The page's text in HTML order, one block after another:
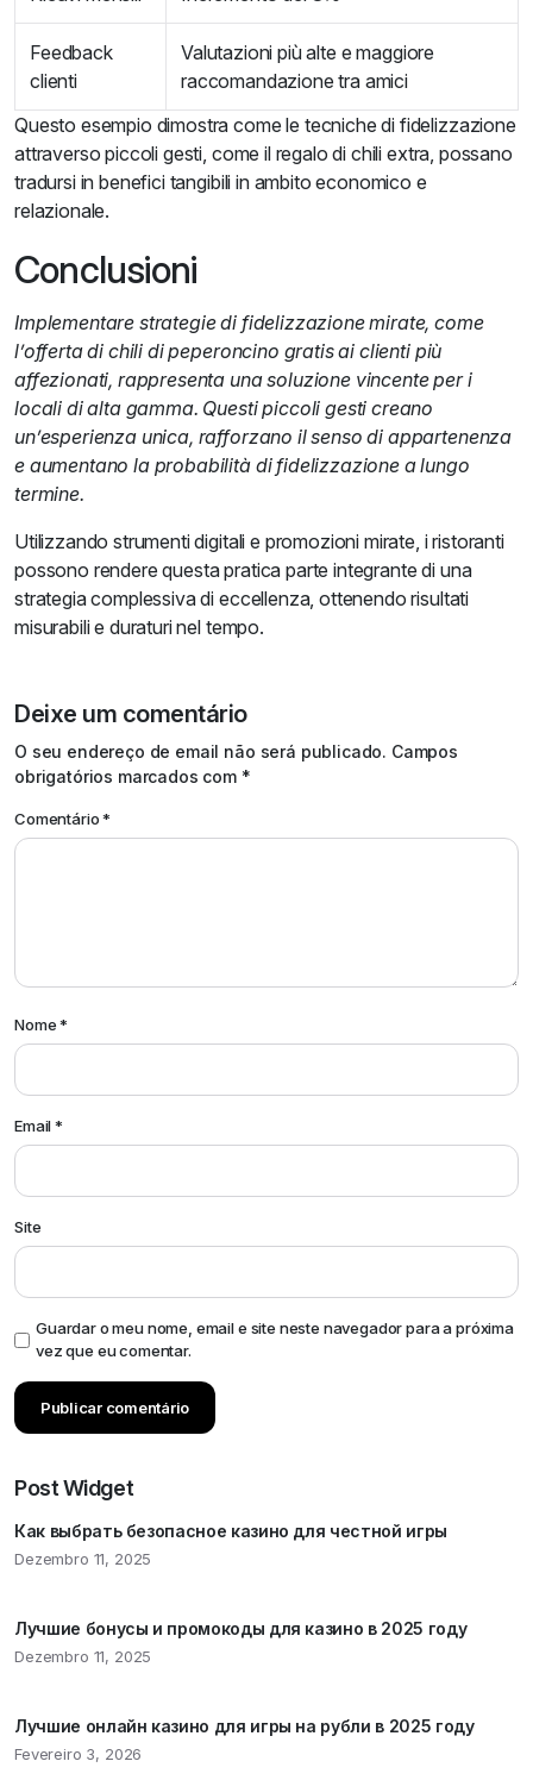
Feedback
clienti
Valutazioni più alte e maggiore
raccomandazione tra amici
Questo esempio dimostra come le tecniche di fidelizzazione
attraverso piccoli gesti, come il regalo di chili extra, possano
tradursi in benefici tangibili in ambito economico e
relazionale.
Conclusioni
Implementare strategie di fidelizzazione mirate, come
l’offerta di chili di peperoncino gratis ai clienti più
affezionati, rappresenta una soluzione vincente per i
locali di alta gamma. Questi piccoli gesti creano
un’esperienza unica, rafforzano il senso di appartenenza
e aumentano la probabilità di fidelizzazione a lungo
termine.
Utilizzando strumenti digitali e promozioni mirate, i ristoranti
possono rendere questa pratica parte integrante di una
strategia complessiva di eccellenza, ottenendo risultati
misurabili e duraturi nel tempo.
Deixe um comentário
O seu endereço de email não será publicado. Campos
obrigatórios marcados com *
Comentário*
Nome*
Email*
Site
Guardar o meu nome, email e site neste navegador para a próxima
vez que eu comentar.
Alternative:
Post Widget
Как выбрать безопасное казино для честной игры
Dezembro 11, 2025
Лучшие бонусы и промокоды для казино в 2025 году
Dezembro 11, 2025
Лучшие онлайн казино для игры на рубли в 2025 году
Fevereiro 3, 2026